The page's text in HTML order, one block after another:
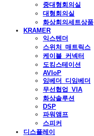
중대형회의실
대형회의실
화상회의세트상품
KRAMER
익스텐더
스위처_매트릭스
케이블_커넥터
도킹스테이션
AVIoP
임베더_디임베더
무선협업_VIA
화상솔루션
DSP
파워앰프
스피커
디스플레이